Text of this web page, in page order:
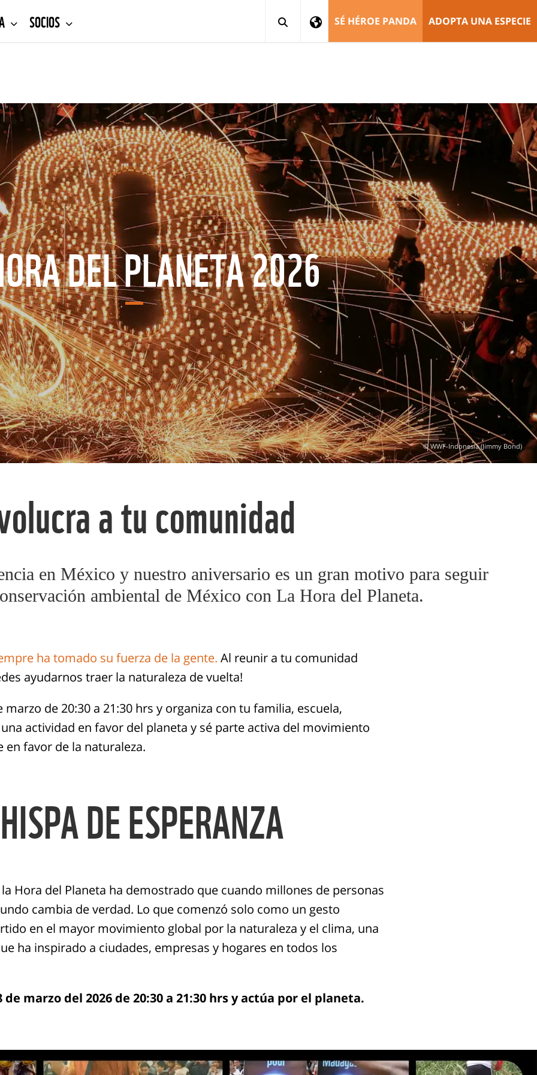
SOCIOS SÉ HÉROE PANDA ADOPTA UNA ESPECIE
© WWF-Indonesia (Jimmy Bond)
DEL PLANETA 2026
a tu comunidad
en México y nuestro aniversario es un gran motivo para seguir
ambiental de México con La Hora del Planeta.
ha tomado su fuerza de la gente. Al reunir a tu comunidad
ayudarnos traer la naturaleza de vuelta!
marzo de 20:30 a 21:30 hrs y organiza con tu familia, escuela,
actividad en favor del planeta y sé parte activa del movimiento
favor de la naturaleza.
DE ESPERANZA
Hora del Planeta ha demostrado que cuando millones de personas
cambia de verdad. Lo que comenzó solo como un gesto
en el mayor movimiento global por la naturaleza y el clima, una
ha inspirado a ciudades, empresas y hogares en todos los
de marzo del 2026 de 20:30 a 21:30 hrs y actúa por el planeta.